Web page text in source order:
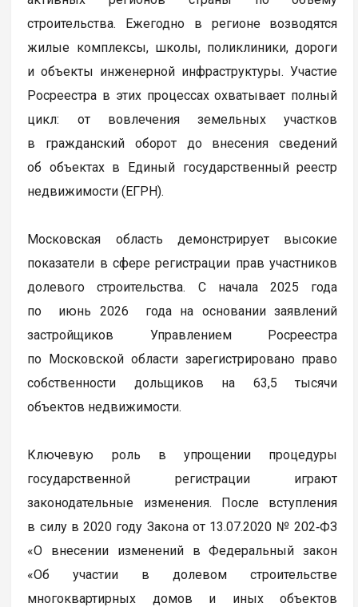
строительства. Ежегодно в регионе возводятся
жилые комплексы, школы, поликлиники, дороги
и объекты инженерной инфраструктуры. Участие
Росреестра в этих процессах охватывает полный
цикл: от вовлечения земельных участков
в гражданский оборот до внесения сведений
об объектах в Единый государственный реестр
недвижимости (ЕГРН).
Московская область демонстрирует высокие
показатели в сфере регистрации прав участников
долевого строительства. С начала 2025 года
по июнь 2026 года на основании заявлений
застройщиков Управлением Росреестра
по Московской области зарегистрировано право
собственности дольщиков на 63,5 тысячи
объектов недвижимости.
Ключевую роль в упрощении процедуры
государственной регистрации играют
законодательные изменения. После вступления
в силу в 2020 году Закона от 13.07.2020 № 202‑ФЗ
«О внесении изменений в Федеральный закон
«Об участии в долевом строительстве
многоквартирных домов и иных объектов